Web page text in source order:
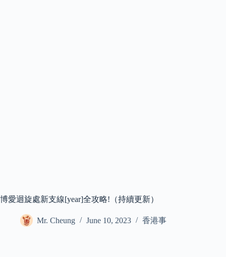
博愛迴旋處新支線[year]全攻略!（持續更新）
Mr. Cheung June 10, 2023 香港事